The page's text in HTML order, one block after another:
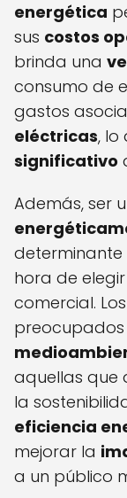
energética
sus costos
brinda una
consumo de
gastos
eléctricas, lo
significativo
Además, ser
hora de
comercial.
aquellas que
la
eficiencia
mejorar la
a un público